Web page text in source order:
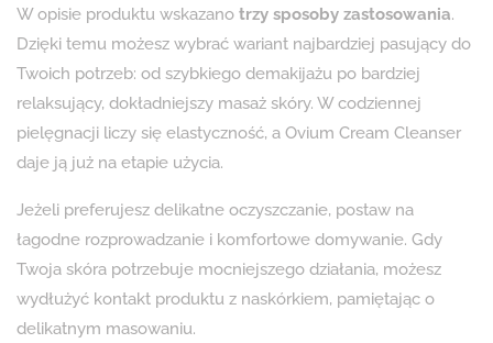
W opisie produktu wskazano trzy sposoby zastosowania.
Dzięki temu możesz wybrać wariant najbardziej pasujący do
Twoich potrzeb: od szybkiego demakijażu po bardziej
relaksujący, dokładniejszy masaż skóry. W codziennej
pielęgnacji liczy się elastyczność, a Ovium Cream Cleanser
daje ją już na etapie użycia.
Jeżeli preferujesz delikatne oczyszczanie, postaw na
łagodne rozprowadzanie i komfortowe domywanie. Gdy
Twoja skóra potrzebuje mocniejszego działania, możesz
wydłużyć kontakt produktu z naskórkiem, pamiętając o
delikatnym masowaniu.